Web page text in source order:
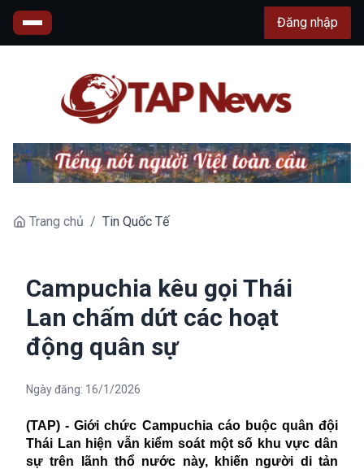
Đăng nhập
Trang chủ / Tin Quốc Tế
Campuchia kêu gọi Thái
Lan chấm dứt các hoạt
động quân sự
Ngày đăng: 16/1/2026
(TAP) - Giới chức Campuchia cáo buộc quân đội
Thái Lan hiện vẫn kiểm soát một số khu vực dân
sự trên lãnh thổ nước này, khiến người di tản